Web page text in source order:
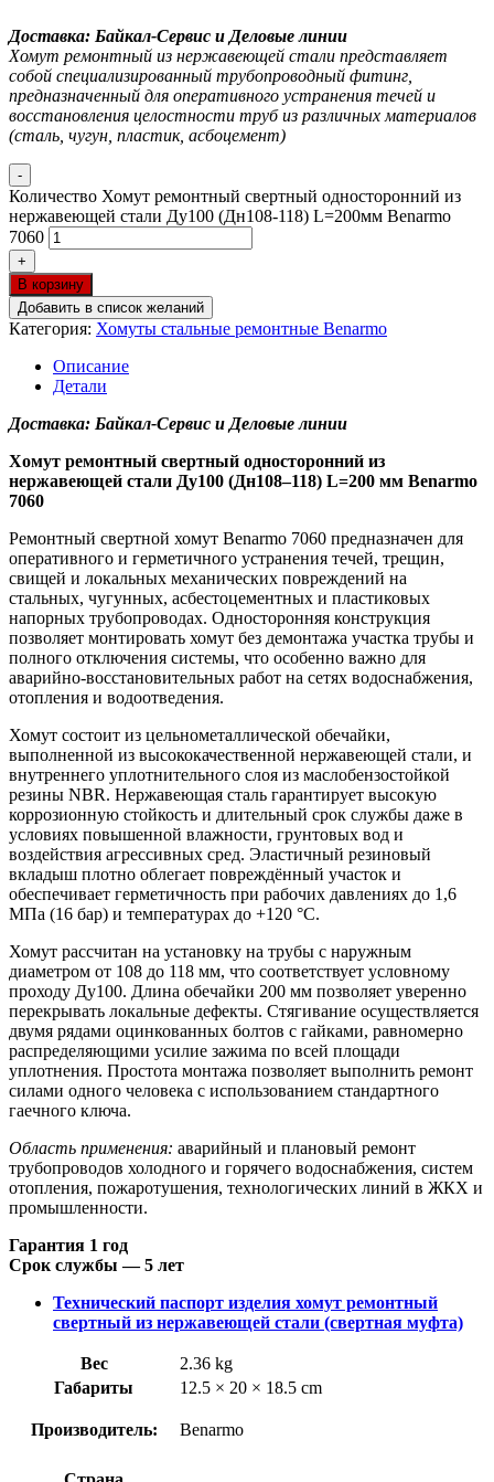
Доставка: Байкал-Сервис и Деловые линии
Хомут ремонтный из нержавеющей стали представляет
собой специализированный трубопроводный фитинг,
предназначенный для оперативного устранения течей и
восстановления целостности труб из различных материалов
(сталь, чугун, пластик, асбоцемент)
-
Количество Хомут ремонтный свертный односторонний из
нержавеющей стали Ду100 (Дн108-118) L=200мм Benarmo
7060
+
В корзину
Добавить в список желаний
Категория: Хомуты стальные ремонтные Benarmo
Описание
Детали
Доставка: Байкал-Сервис и Деловые линии
Хомут ремонтный свертный односторонний из
нержавеющей стали Ду100 (Дн108–118) L=200 мм Benarmo
7060
Ремонтный свертной хомут Benarmo 7060 предназначен для
оперативного и герметичного устранения течей, трещин,
свищей и локальных механических повреждений на
стальных, чугунных, асбестоцементных и пластиковых
напорных трубопроводах. Односторонняя конструкция
позволяет монтировать хомут без демонтажа участка трубы и
полного отключения системы, что особенно важно для
аварийно-восстановительных работ на сетях водоснабжения,
отопления и водоотведения.
Хомут состоит из цельнометаллической обечайки,
выполненной из высококачественной нержавеющей стали, и
внутреннего уплотнительного слоя из маслобензостойкой
резины NBR. Нержавеющая сталь гарантирует высокую
коррозионную стойкость и длительный срок службы даже в
условиях повышенной влажности, грунтовых вод и
воздействия агрессивных сред. Эластичный резиновый
вкладыш плотно облегает повреждённый участок и
обеспечивает герметичность при рабочих давлениях до 1,6
МПа (16 бар) и температурах до +120 °C.
Хомут рассчитан на установку на трубы с наружным
диаметром от 108 до 118 мм, что соответствует условному
проходу Ду100. Длина обечайки 200 мм позволяет уверенно
перекрывать локальные дефекты. Стягивание осуществляется
двумя рядами оцинкованных болтов с гайками, равномерно
распределяющими усилие зажима по всей площади
уплотнения. Простота монтажа позволяет выполнить ремонт
силами одного человека с использованием стандартного
гаечного ключа.
Область применения: аварийный и плановый ремонт
трубопроводов холодного и горячего водоснабжения, систем
отопления, пожаротушения, технологических линий в ЖКХ и
промышленности.
Гарантия 1 год
Срок службы — 5 лет
Технический паспорт изделия хомут ремонтный
свертный из нержавеющей стали (свертная муфта)
Вес
2.36 kg
Габариты
12.5 × 20 × 18.5 cm
Производитель: Benarmo